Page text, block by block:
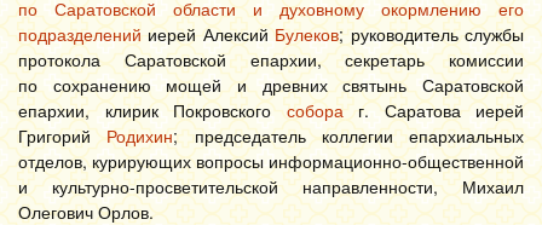
по Саратовской области и духовному окормлению его
подразделений иерей Алексий Булеков; руководитель службы
протокола Саратовской епархии, секретарь комиссии
по сохранению мощей и древних святынь Саратовской
епархии, клирик Покровского собораг. Саратова иерей
ГригорийРодихин; председатель коллегии епархиальных
отделов, курирующих вопросы информационно-общественной
и культурно-просветительской направленности, Михаил
Олегович Орлов.